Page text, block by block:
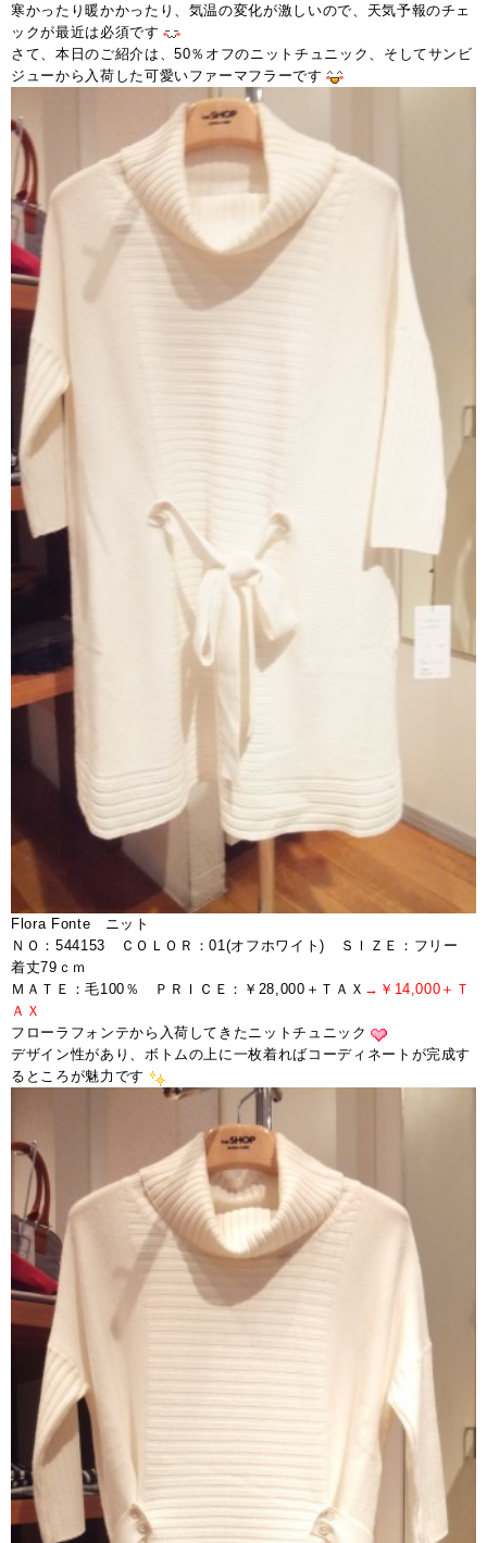
寒かったり暖かかったり、気温の変化が激しいので、天気予報のチェ
ックが最近は必須です
さて、本日のご紹介は、50％オフのニットチュニック、そしてサンビ
ジューから入荷した可愛いファーマフラーです
Flora Fonte ニット
ＮＯ：544153 ＣＯＬＯＲ：01(オフホワイト) ＳＩＺＥ：フリー
着丈79ｃｍ
ＭＡＴＥ：毛100％ ＰＲＩＣＥ：￥28,000＋ＴＡＸ →￥14,000＋Ｔ
ＡＸ
フローラフォンテから入荷してきたニットチュニック
デザイン性があり、ボトムの上に一枚着ればコーディネートが完成す
るところが魅力です